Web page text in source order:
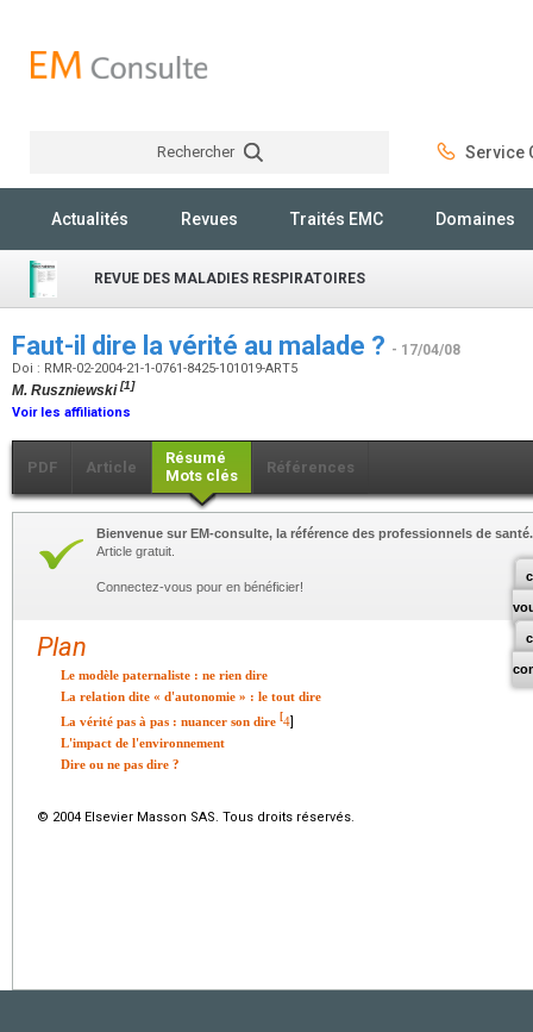
Rechercher Service
Actualités Revues Traités EMC Domaines
REVUE DES MALADIES RESPIRATOIRES
Faut-il dire la vérité au malade ? - 17/04/08
Doi : RMR-02-2004-21-1-0761-8425-101019-ART5
M. Ruszniewski[1]
Voir les affiliations
PDF Article
Résumé
Mots clés
Références
Bienvenue sur EM-consulte, la référence des professionnels de santé.
Article gratuit.
Connectez-vous pour en bénéficier!
Plan
Le modèle paternaliste : ne rien dire
La relation dite « d'autonomie » : le tout dire
La vérité pas à pas : nuancer son dire [4]
L'impact de l'environnement
Dire ou ne pas dire ?
© 2004 Elsevier Masson SAS. Tous droits réservés.